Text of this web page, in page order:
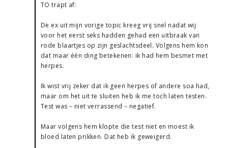
TO trapt af:
De ex uit mijn vorige topic kreeg vrij snel nadat wij
voor het eerst seks hadden gehad een uitbraak van
rode blaartjes op zijn geslachtsdeel. Volgens hem kon
dat maar één ding betekenen: ik had hem besmet met
herpes.
Ik wist vrij zeker dat ik geen herpes of andere soa had,
maar om het uit te sluiten heb ik me toch laten testen.
Test was – niet verrassend – negatief.
Maar volgens hem klopte die test niet en moest ik
bloed laten prikken. Dat heb ik geweigerd.